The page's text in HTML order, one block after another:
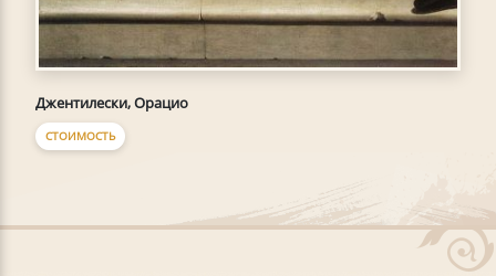
Джентилески, Орацио
СТОИМОСТЬ